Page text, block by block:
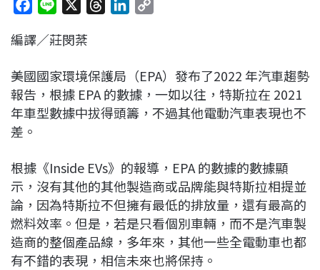
c
b
o
o
n
a
d
s
e
d
I
L
i
n
編譯／莊閔棻
美國國家環境保護局（EPA）發布了2022 年汽車趨勢
報告，根據 EPA 的數據，一如以往，特斯拉在 2021
年車型數據中拔得頭籌，不過其他電動汽車表現也不
差。
根據《Inside EVs》的報導，EPA 的數據的數據顯
示，沒有其他的其他製造商或品牌能與特斯拉相提並
論，因為特斯拉不但擁有最低的排放量，還有最高的
燃料效率。但是，若是只看個別車輛，而不是汽車製
造商的整個產品線，多年來，其他一些全電動車也都
有不錯的表現，相信未來也將保持。